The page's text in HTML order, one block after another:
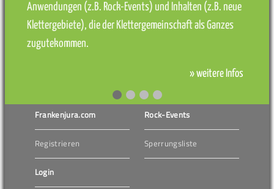
Anwendungen (z.B. Rock-Events) und Inhalten (z.B. neue
Klettergebiete), die der Klettergemeinschaft als Ganzes
zugutekommen.
» weitere Infos
Frankenjura.com
Registrieren
Login
Rock-Events
Sperrungsliste